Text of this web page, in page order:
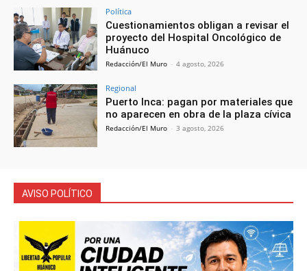
Política
Cuestionamientos obligan a revisar el
proyecto del Hospital Oncológico de
Huánuco
Redacción/El Muro - 4 agosto, 2026
Regional
Puerto Inca: pagan por materiales que
no aparecen en obra de la plaza cívica
Redacción/El Muro - 3 agosto, 2026
AVISO POLÍTICO